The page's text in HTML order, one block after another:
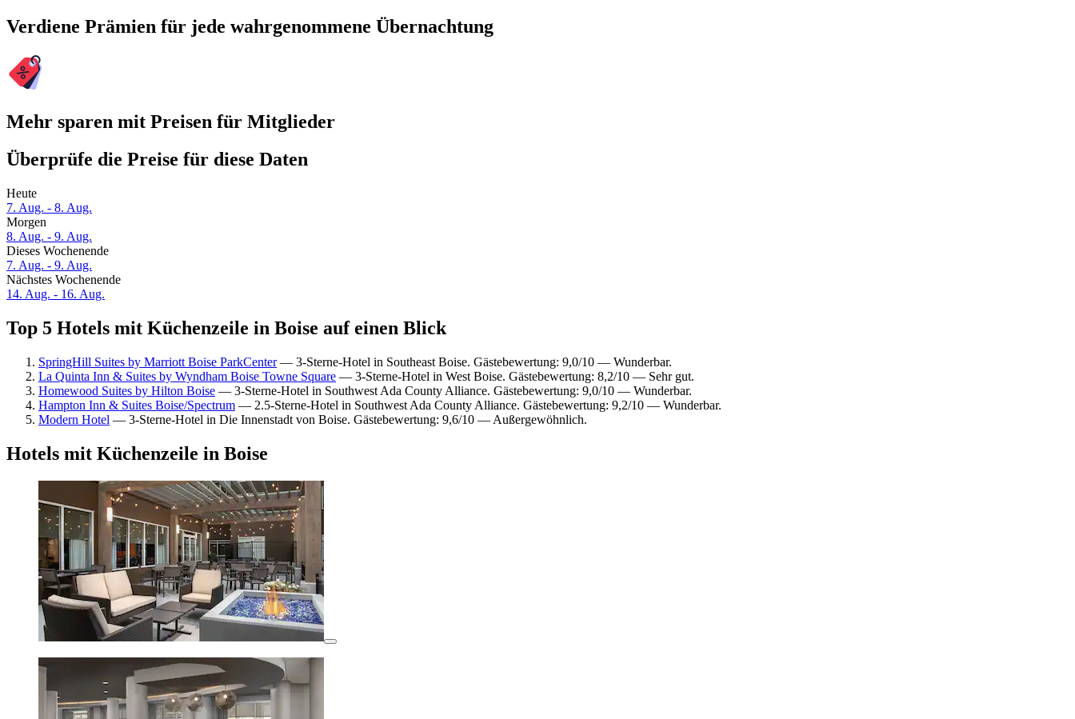
Verdiene Prämien für jede wahrgenommene Übernachtung
Mehr sparen mit Preisen für Mitglieder
Überprüfe die Preise für diese Daten
Heute
7. Aug. - 8. Aug.
Morgen
8. Aug. - 9. Aug.
Dieses Wochenende
7. Aug. - 9. Aug.
Nächstes Wochenende
14. Aug. - 16. Aug.
Top 5 Hotels mit Küchenzeile in Boise auf einen Blick
SpringHill Suites by Marriott Boise ParkCenter— 3-Sterne-Hotel in Southeast Boise. Gästebewertung: 9,0/10 — Wunderbar.
La Quinta Inn & Suites by Wyndham Boise Towne Square — 3-Sterne-Hotel in West Boise. Gästebewertung: 8,2/10 — Sehr gut.
Homewood Suites by Hilton Boise — 3-Sterne-Hotel in Southwest Ada County Alliance. Gästebewertung: 9,0/10 — Wunderbar.
Hampton Inn & Suites Boise/Spectrum — 2.5-Sterne-Hotel in Southwest Ada County Alliance. Gästebewertung: 9,2/10 — Wunderbar.
Modern Hotel — 3-Sterne-Hotel in Die Innenstadt von Boise. Gästebewertung: 9,6/10 — Außergewöhnlich.
Hotels mit Küchenzeile in Boise